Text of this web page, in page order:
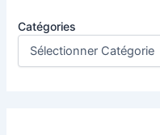
Catégories